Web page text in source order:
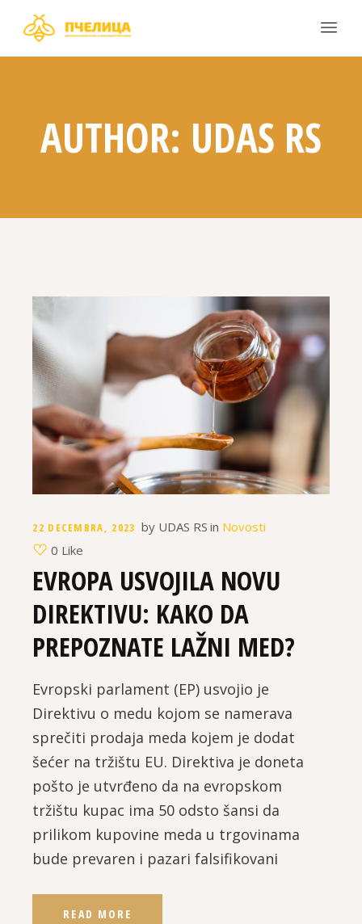
AUTHOR: UDAS RS
22 DECEMBRA, 2023 by UDAS RS in Novosti
0 Like
EVROPA USVOJILA NOVU
DIREKTIVU: KAKO DA
PREPOZNATE LAŽNI MED?
Evropski parlament (EP) usvojio je
Direktivu o medu kojom se namerava
sprečiti prodaja meda kojem je dodat
šećer na tržištu EU. Direktiva je doneta
pošto je utvrđeno da na evropskom
tržištu kupac ima 50 odsto šansi da
prilikom kupovine meda u trgovinama
bude prevaren i pazari falsifikovani
READ MORE